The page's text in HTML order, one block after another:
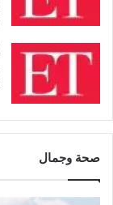
صحة وجمال